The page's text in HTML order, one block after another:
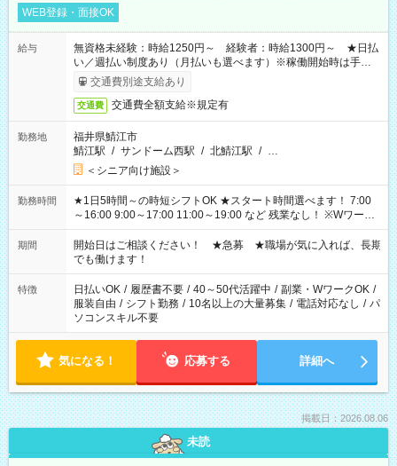
WEB登録・面接OK
給与
無資格未経験：時給1250円～ 経験者：時給1300円～ ★日払
い／週払い制度あり（月払いも選べます）※稼働開始時は手続き
完了次第のお支払いとなります。
交通費別途支給あり
交通費 交通費全額支給※規定有
勤務地
福井県鯖江市
鯖江駅 / サンドーム西駅 / 北鯖江駅 / …
＜シニア向け施設＞
勤務時間
★1日5時間～の時短シフトOK ★スタート時間選べます！ 7:00
～16:00 9:00～17:00 11:00～19:00 など 残業なし！ ※Wワーク
の場合、他のお仕事と合わせ週40時間超の就業はご案内できま
せん ※法令に基づき、週20時間以上勤務は社会保険への加入対
象となります ※労働者派遣法（日雇い派遣の原則禁止）によ
り、短時間・短期間の就業はご案内が難しい場合があります
期間
開始日はご相談ください！ ★急募 ★職場が気に入れば、長期
でも働けます！
特徴 日払いOK / 履歴書不要 / 40～50代活躍中 / 副業・WワークOK /
服装自由 / シフト勤務 / 10名以上の大量募集 / 電話対応なし / パ
ソコンスキル不要
気になる！ 応募する 詳細へ
掲載日：2026.08.06
未読